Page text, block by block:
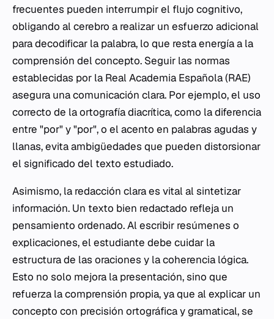
frecuentes pueden interrumpir el flujo cognitivo,
obligando al cerebro a realizar un esfuerzo adicional
para decodificar la palabra, lo que resta energía a la
comprensión del concepto. Seguir las normas
establecidas por la Real Academia Española (RAE)
asegura una comunicación clara. Por ejemplo, el uso
correcto de la ortografía diacrítica, como la diferencia
entre "por" y "por", o el acento en palabras agudas y
llanas, evita ambigüedades que pueden distorsionar
el significado del texto estudiado.
Asimismo, la redacción clara es vital al sintetizar
información. Un texto bien redactado refleja un
pensamiento ordenado. Al escribir resúmenes o
explicaciones, el estudiante debe cuidar la
estructura de las oraciones y la coherencia lógica.
Esto no solo mejora la presentación, sino que
refuerza la comprensión propia, ya que al explicar un
concepto con precisión ortográfica y gramatical, se